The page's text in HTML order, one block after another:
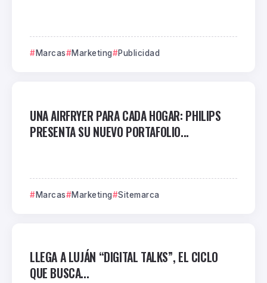
Marcas Marketing Publicidad
UNA AIRFRYER PARA CADA HOGAR: PHILIPS
PRESENTA SU NUEVO PORTAFOLIO...
Marcas Marketing Sitemarca
LLEGA A LUJÁN “DIGITAL TALKS”, EL CICLO
QUE BUSCA...